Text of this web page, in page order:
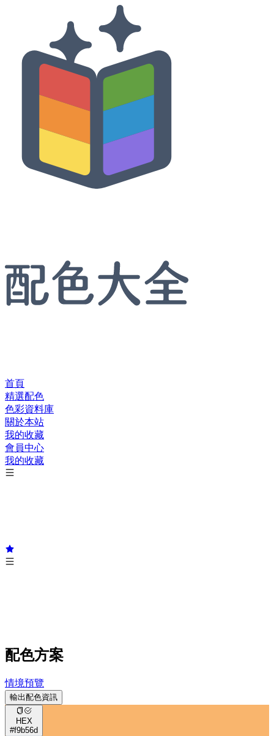
首頁
精選配色
色彩資料庫
關於本站
我的收藏
會員中心
我的收藏
配色方案
情境預覽
輸出配色資訊
HEX
#f9b56d